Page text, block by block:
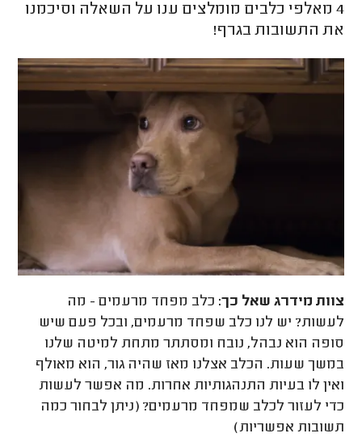
4 מאלפי כלבים מומלצים ענו על השאלה וסיכמנו
את התשובות בגרף!
צוות מידרג שאל כך: כלב מפחד מרעמים - מה
לעשות? יש לנו כלב שפחד מרעמים, ובכל פעם שיש
סופה הוא נבהל, נובח ומסתתר מתחת למיטה שלנו
במשך שעות. הכלב אצלנו מאז שהיה גור, הוא מאולף
ואין לו בעיות התנהגותיות אחרות. מה אפשר לעשות
כדי לעזור לכלב שמפחד מרעמים? (ניתן לבחור כמה
תשובות אפשריות)